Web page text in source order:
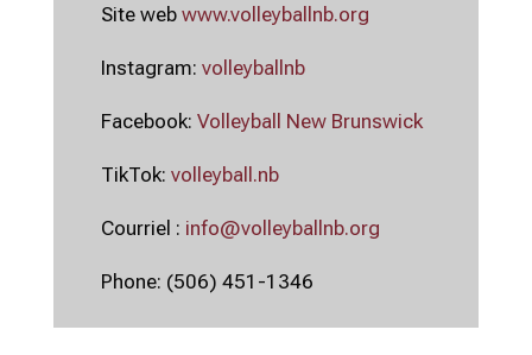
Site web www.volleyballnb.org
Instagram: volleyballnb
Facebook: Volleyball New Brunswick
TikTok: volleyball.nb
Courriel : info@volleyballnb.org
Phone: (506) 451-1346